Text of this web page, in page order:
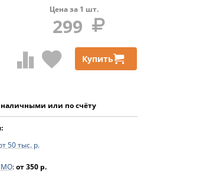
Цена за 1 шт.
299
Купить
или по счёту
50 тыс. р.
МО:от 350 р.